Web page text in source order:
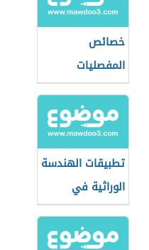
خصائص
المفصليات
تطبيقات الهندسة
الوراثية في
الإنتاج الحيواني